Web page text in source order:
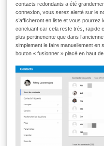
contacts redondants a été
connexion, vous serez alerté sur le
s’afficheront en liste et vous pourrez
concluant car cela reste très, rapide
plus pertinenente que dans
simplement le faire manuellement en
bouton « fusionner » placé en haut de